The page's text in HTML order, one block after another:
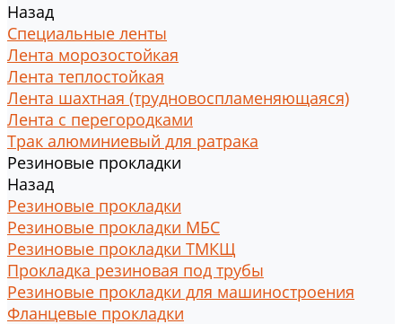
Назад
Специальные ленты
Лента морозостойкая
Лента теплостойкая
Лента шахтная (трудновоспламеняющаяся)
Лента с перегородками
Трак алюминиевый для ратрака
Резиновые прокладки
Назад
Резиновые прокладки
Резиновые прокладки МБС
Резиновые прокладки ТМКЩ
Прокладка резиновая под трубы
Резиновые прокладки для машиностроения
Фланцевые прокладки